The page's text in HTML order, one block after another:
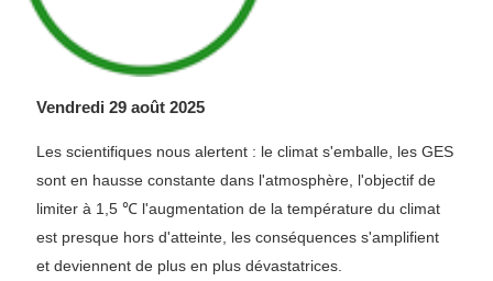
Vendredi 29 août 2025
Les scientifiques nous alertent : le climat s'emballe, les GES
sont en hausse constante dans l'atmosphère, l'objectif de
limiter à 1,5 ℃ l'augmentation de la température du climat
est presque hors d'atteinte, les conséquences s'amplifient
et deviennent de plus en plus dévastatrices.